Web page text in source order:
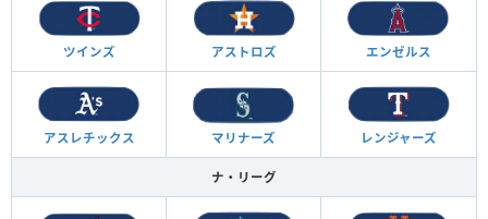
ツインズ アストロズ エンゼルス
アスレチックス マリナーズ レンジャーズ
ナ・リーグ